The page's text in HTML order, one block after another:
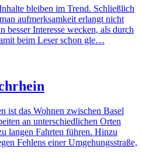
bleiben im Trend. Schließlich
aufmerksamkeit erlangt nicht
besser Interesse wecken, als durch
beim Leser schon gle…
ist das Wohnen zwischen Basel
an unterschiedlichen Orten
langen Fahrten führen. Hinzu
Fehlens einer Umgehungsstraße,